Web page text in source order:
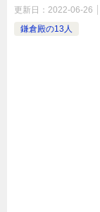
更新日： 2022-06-26
鎌倉殿の13人